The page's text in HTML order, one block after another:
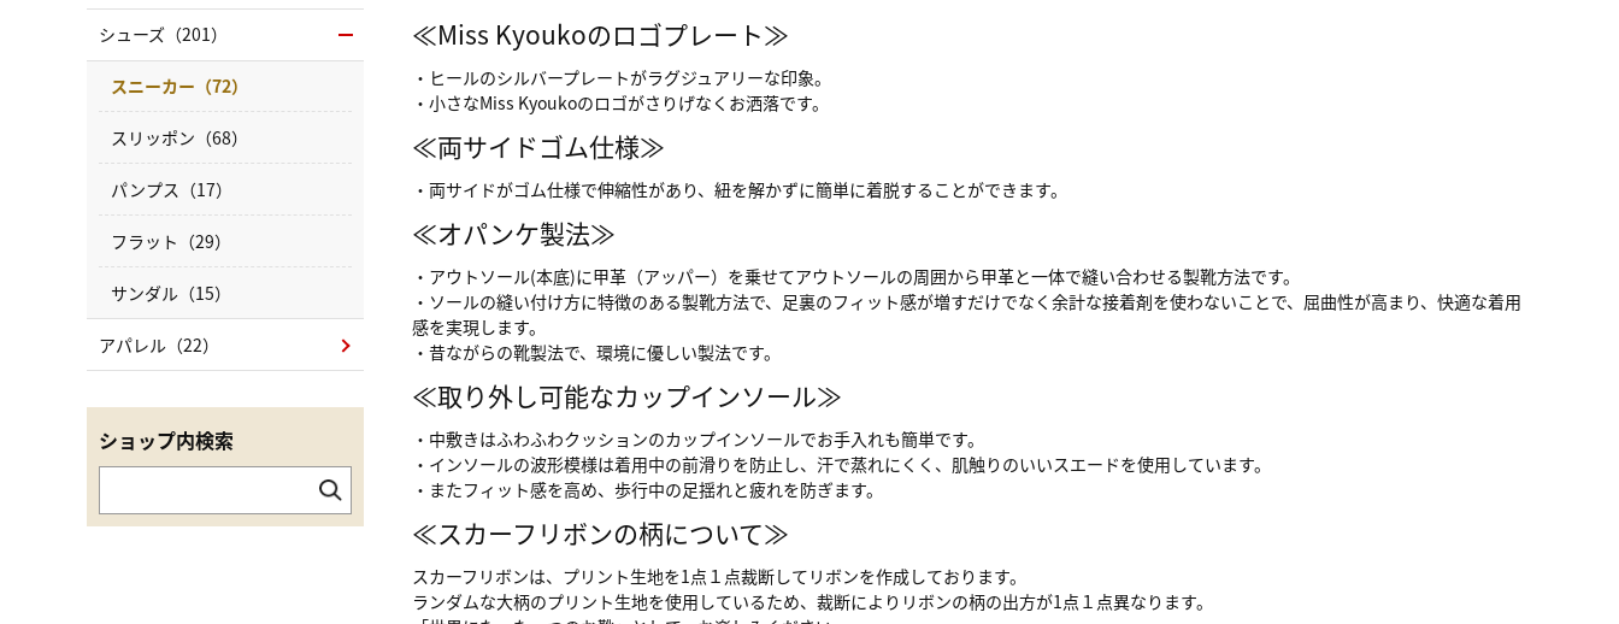
≪Miss Kyoukoのロゴプレート≫
・ヒールのシルバープレートがラグジュアリーな印象。
・小さなMiss Kyoukoのロゴがさりげなくお洒落です。
≪両サイドゴム仕様≫
・両サイドがゴム仕様で伸縮性があり、紐を解かずに簡単に着脱することができます。
≪オパンケ製法≫
・アウトソール(本底)に甲革（アッパー）を乗せてアウトソールの周囲から甲革と一体で縫い合わせる製靴方法です。
・ソールの縫い付け方に特徴のある製靴方法で、足裏のフィット感が増すだけでなく余計な接着剤を使わないことで、屈曲性が高まり、快適な着用
感を実現します。
・昔ながらの靴製法で、環境に優しい製法です。
≪取り外し可能なカップインソール≫
・中敷きはふわふわクッションのカップインソールでお手入れも簡単です。
・インソールの波形模様は着用中の前滑りを防止し、汗で蒸れにくく、肌触りのいいスエードを使用しています。
・またフィット感を高め、歩行中の足揺れと疲れを防ぎます。
≪スカーフリボンの柄について≫
スカーフリボンは、プリント生地を1点１点裁断してリボンを作成しております。
ランダムな大柄のプリント生地を使用しているため、裁断によりリボンの柄の出方が1点１点異なります。
シューズ（201）
スニーカー（72）
スリッポン（68）
パンプス（17）
フラット（29）
サンダル（15）
アパレル（22）
ショップ内検索